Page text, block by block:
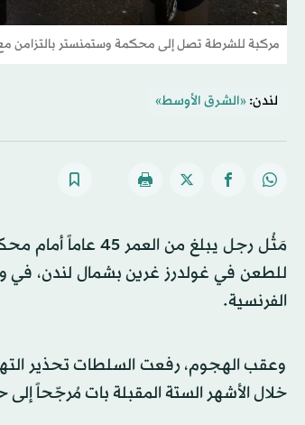
مركبة للشرطة تصل إلى محكمة وستمنستر بالتزامن مع مثول
لندن: «الشرق الأوسط»
مَثُل ‌رجل يبلغ من
للطعن في غولدرز غرين بشمال لندن، في
الفرنسية.
وعقب الهجوم، رفعت السلطات تحذير
خلال الأشهر الستة المقبلة بات مُرجّحاً إلى